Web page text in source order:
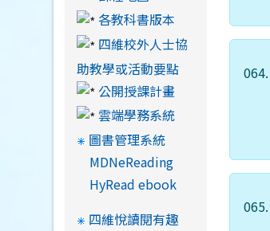
064.
065.
各教科書版本
四維校外人士協
助教學或活動要點
公開授課計畫
雲端學務系統
圖書管理系統
MDNeReading
HyRead ebook
四維悅讀閱有趣